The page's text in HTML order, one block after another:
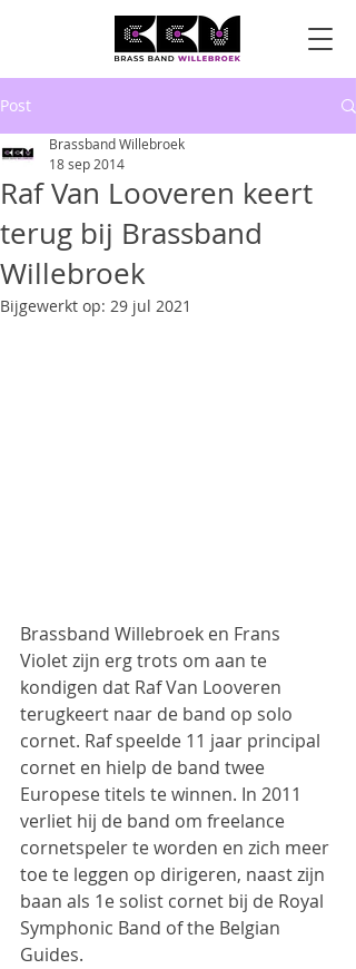
Post
Raf Van Looveren keert
terug bij Brassband
Willebroek
Brassband Willebroek
18 sep 2014
Bijgewerkt op: 29 jul 2021
Brassband Willebroek en Frans
Violet zijn erg trots om aan te
kondigen dat Raf Van Looveren
terugkeert naar de band op solo
cornet. Raf speelde 11 jaar principal
cornet en hielp de band twee
Europese titels te winnen. In 2011
verliet hij de band om freelance
cornetspeler te worden en zich meer
toe te leggen op dirigeren, naast zijn
baan als 1e solist cornet bij de Royal
Symphonic Band of the Belgian
Guides.